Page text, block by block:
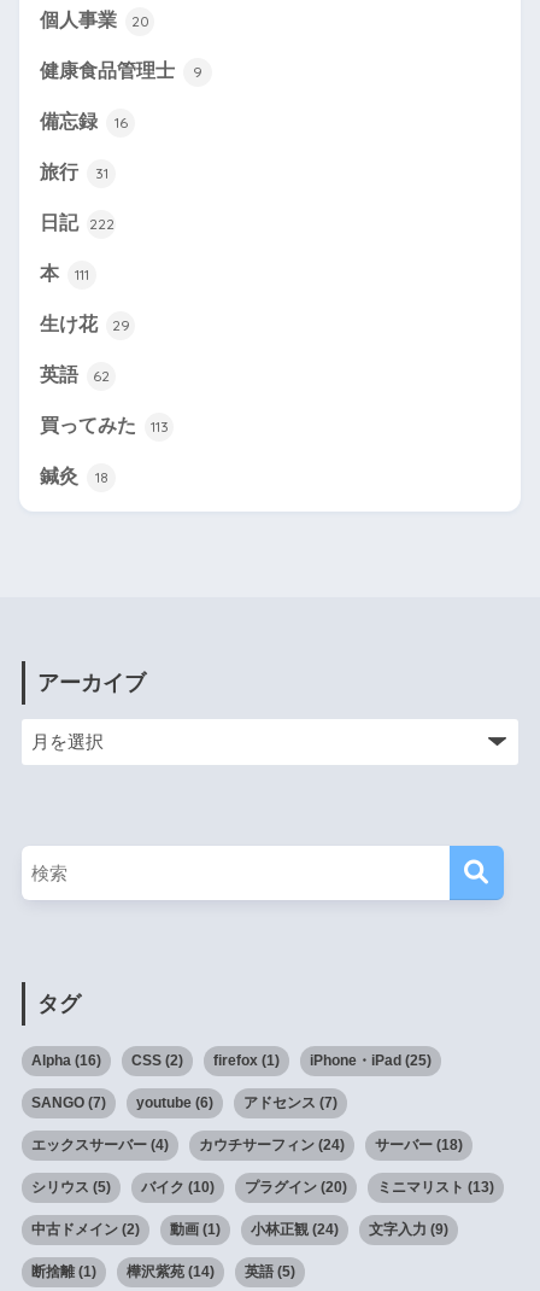
個人事業 20
健康食品管理士 9
備忘録 16
旅行 31
日記 222
本 111
生け花 29
英語 62
買ってみた 113
鍼灸 18
アーカイブ
タグ
Alpha(16) CSS(2) firefox(1) iPhone・iPad (25)
SANGO(7) youtube(6) アドセンス (7)
エックスサーバー(4) カウチサーフィン(24) サーバー(18)
シリウス (5) バイク (10) プラグイン(20) ミニマリスト (13)
中古ドメイン(2) 動画(1) 小林正観(24) 文字入力 (9)
断捨離(1) 樺沢紫苑(14) 英語(5)